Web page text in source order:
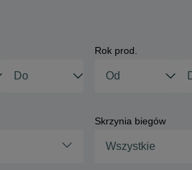
Rok prod.
Skrzynia biegów
Wszystkie